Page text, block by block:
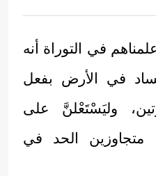
في التوراة أنه
في الأرض بفعل
وليَسْتَعْلنَّ على
متجاوزين الحد في